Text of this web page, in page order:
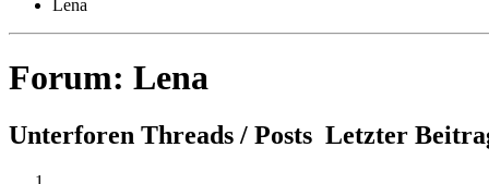
Lena
Forum: Lena
Unterforen Threads / Posts Letzter